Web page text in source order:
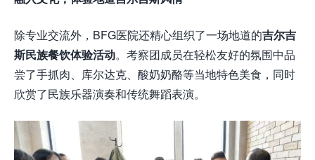
除专业交流外，BFG医院还精心组织了一场地道的吉尔吉
斯民族餐饮体验活动。考察团成员在轻松友好的氛围中品
尝了手抓肉、库尔达克、酸奶奶酪等当地特色美食，同时
欣赏了民族乐器演奏和传统舞蹈表演。